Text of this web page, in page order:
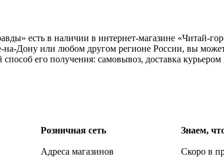
есть в наличии в интернет-магазине «Читай-
Дону или любом другом регионе России, вы
его получения: самовывоз, доставка
Розничная сеть
Адреса магазинов
Знаем,
Скоро в